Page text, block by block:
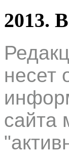
2013.
несет
сайта